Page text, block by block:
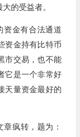
的受益者。
资金有合法通道
资金持有比特币
市交易，也不能
它是一个非常好
天量资金最好的
疯转，题为：